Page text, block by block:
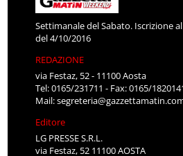
Settimanale del Sabato. Iscrizione
del 4/10/2016
REDAZIONE
via Festaz, 52 - 11100 Aosta
Tel: 0165/231711 - Fax: 0165/
Mail:
Editore
LG PRESSE S.R.L.
via Festaz, 52 11100 AOSTA